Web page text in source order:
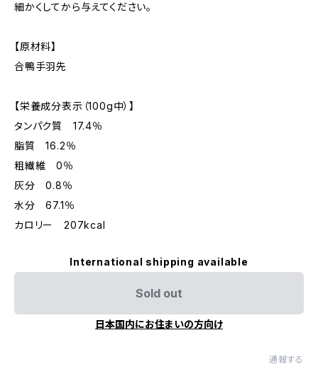
細かくしてから与えてください。
【原材料】
合鴨手羽先
【栄養成分表示（100g中）】
タンパク質 17.4％
脂質 16.2％
粗繊維 0％
灰分 0.8％
水分 67.1％
カロリー 207kcal
International shipping available
Sold out
日本国内にお住まいの方向け
通報する